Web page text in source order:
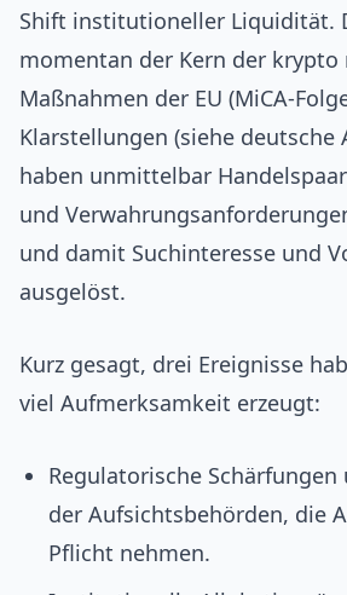
Shift institutioneller Liquidität.
momentan der Kern der krypto
Maßnahmen der EU (MiCA-
Klarstellungen (siehe deutsche
haben unmittelbar
und
und damit Suchinteresse und
ausgelöst.
Kurz gesagt, drei Ereignisse
viel Aufmerksamkeit erzeugt:
Regulatorische
der Aufsichtsbehörden, die
Pflicht nehmen.